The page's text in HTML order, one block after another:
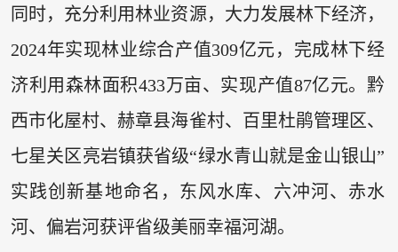
同时，充分利用林业资源，大力发展林下经济，
2024年实现林业综合产值309亿元，完成林下经
济利用森林面积433万亩、实现产值87亿元。黔
西市化屋村、赫章县海雀村、百里杜鹃管理区、
七星关区亮岩镇获省级“绿水青山就是金山银山”
实践创新基地命名，东风水库、六冲河、赤水
河、偏岩河获评省级美丽幸福河湖。